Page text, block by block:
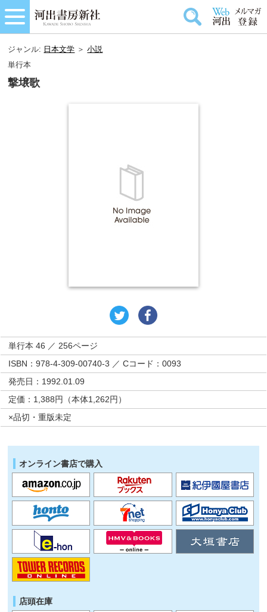
ジャンル: 日本文学 ＞小説
単行本
撃壌歌
単行本 46 ／ 256ページ
ISBN：978-4-309-00740-3 ／ Cコード：0093
発売日：1992.01.09
定価：1,388円（本体1,262円）
×品切・重版未定
オンライン書店で購入
店頭在庫